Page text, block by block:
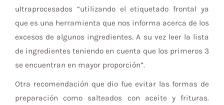
ultraprocesados “utilizando el etiquetado frontal ya
que es una herramienta que nos informa acerca de los
excesos de algunos ingredientes. A su vez leer la lista
de ingredientes teniendo en cuenta que los primeros 3
se encuentran en mayor proporción”.
Otra recomendación que dio fue evitar las formas de
preparación como salteados con aceite y frituras.